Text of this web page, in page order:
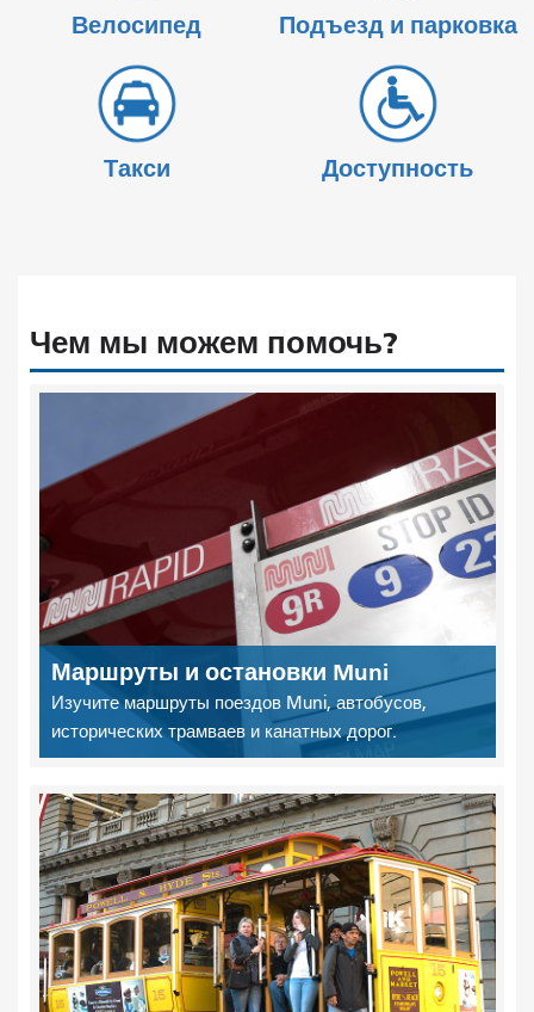
Велосипед Подъезд и парковка
Такси Доступность
Чем мы можем помочь?
Маршруты и остановки Muni
Изучите маршруты поездов Muni, автобусов,
исторических трамваев и канатных дорог.